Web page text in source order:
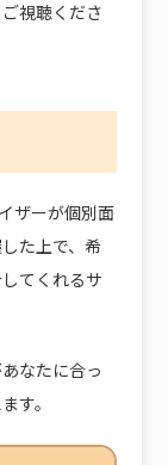
視聴くださ
ザーが個別面
た上で、希
てくれるサ
なたに合っ
す。